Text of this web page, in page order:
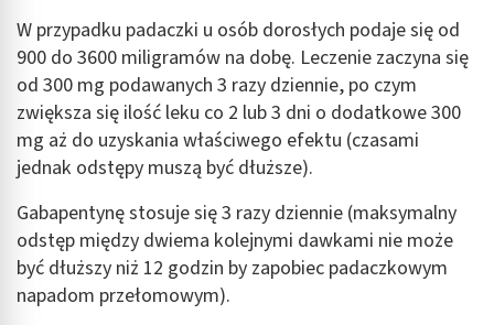
W przypadku padaczki u osób dorosłych podaje się od
900 do 3600 miligramów na dobę. Leczenie zaczyna się
od 300 mg podawanych 3 razy dziennie, po czym
zwiększa się ilość leku co 2 lub 3 dni o dodatkowe 300
mg aż do uzyskania właściwego efektu (czasami
jednak odstępy muszą być dłuższe).
Gabapentynę stosuje się 3 razy dziennie (maksymalny
odstęp między dwiema kolejnymi dawkami nie może
być dłuższy niż 12 godzin by zapobiec padaczkowym
napadom przełomowym).